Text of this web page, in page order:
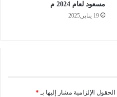
مسعود لعام 2024 م
19 يناير,2025
الحقول الإلزامية مشار إليها بـ *